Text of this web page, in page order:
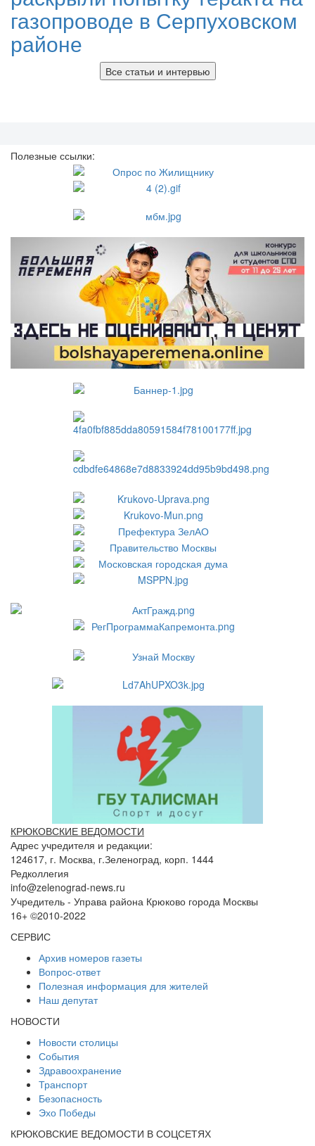
газопроводе в Серпуховском
районе
Все статьи и интервью
Полезные ссылки:
КРЮКОВСКИЕ ВЕДОМОСТИ
Адрес учредителя и редакции:
124617, г. Москва, г.Зеленоград, корп. 1444
Редколлегия
info@zelenograd-news.ru
Учредитель - Управа района Крюково города Москвы
16+ ©2010-2022
СЕРВИС
Архив номеров газеты
Вопрос-ответ
Полезная информация для жителей
Наш депутат
НОВОСТИ
Новости столицы
События
Здравоохранение
Транспорт
Безопасность
Эхо Победы
КРЮКОВСКИЕ ВЕДОМОСТИ В СОЦСЕТЯХ